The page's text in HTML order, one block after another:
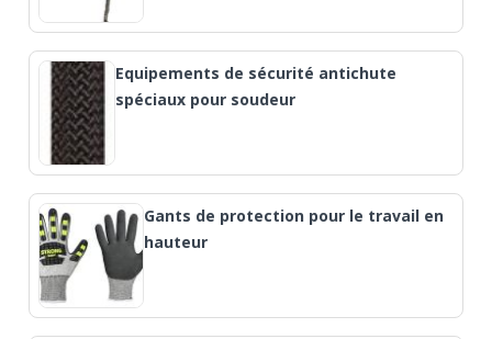
Equipements de sécurité antichute
spéciaux pour soudeur
Gants de protection pour le travail en
hauteur